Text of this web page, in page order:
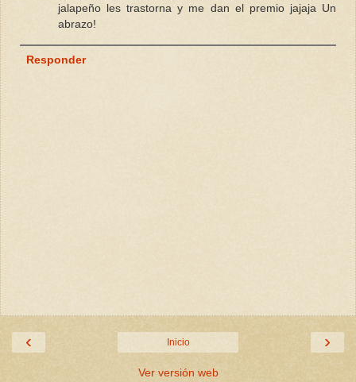
jalapeño les trastorna y me dan el premio jajaja Un
abrazo!
Responder
‹ ›
Inicio
Ver versión web